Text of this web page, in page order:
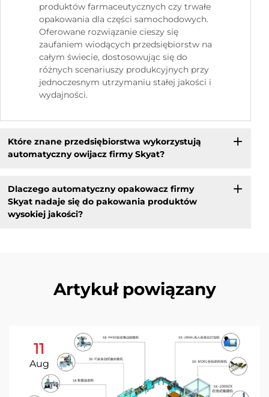
produktów farmaceutycznych czy trwałe
opakowania dla części samochodowych.
Oferowane rozwiązanie cieszy się
zaufaniem wiodących przedsiębiorstw na
całym świecie, dostosowując się do
różnych scenariuszy produkcyjnych przy
jednoczesnym utrzymaniu stałej jakości i
wydajności.
Które znane przedsiębiorstwa wykorzystują
automatyczny owijacz firmy Skyat?
Dlaczego automatyczny opakowacz firmy
Skyat nadaje się do pakowania produktów
wysokiej jakości?
Artykuł powiązany
11
Aug